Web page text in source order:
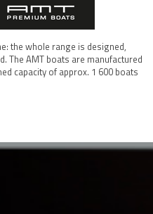
the whole range is designed,
The AMT boats are manufactured
capacity of approx. 1 600 boats